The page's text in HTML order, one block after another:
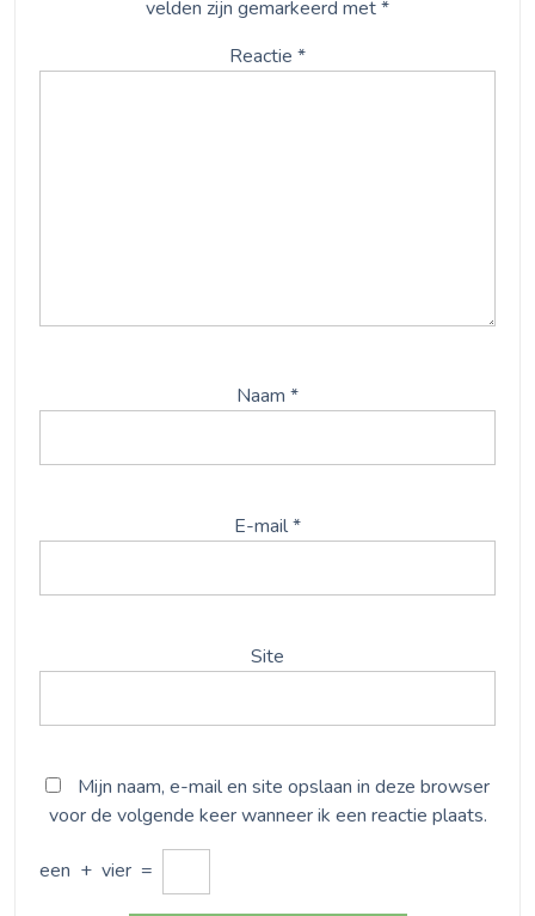
velden zijn gemarkeerd met*
Reactie *
Naam *
E-mail*
Site
Mijn naam, e-mail en site opslaan in deze browser
voor de volgende keer wanneer ik een reactie plaats.
een + vier =